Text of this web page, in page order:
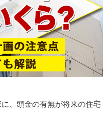
、頭金の有無が将来の住宅